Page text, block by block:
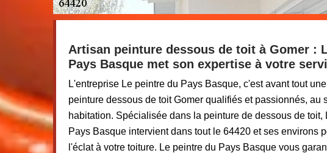
Artisan peinture dessous de toit à Gomer :
Pays Basque met son expertise à votre
L'entreprise Le peintre du Pays Basque, c'est avant tout
peinture dessous de toit Gomer qualifiés et passionnés, au
habitation. Spécialisée dans la peinture de dessous de toit,
Pays Basque intervient dans tout le 64420 et ses environs
l'éclat à votre toiture. Le peintre du Pays Basque vous